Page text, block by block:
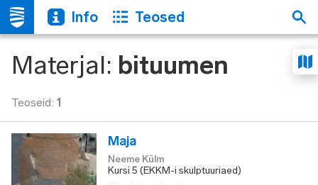
Info Teosed
Materjal: bituumen
Teoseid: 1
Maja
Neeme Külm
Kursi 5 (EKKM-i skulptuuriaed)